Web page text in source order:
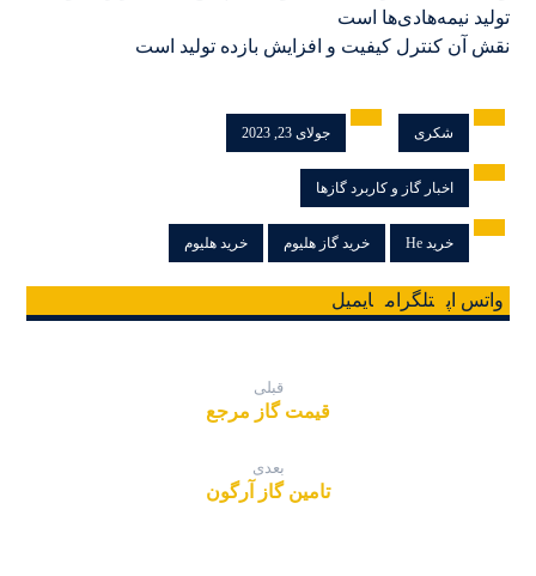
تولید نیمه‌هادی‌ها است
نقش آن کنترل کیفیت و افزایش بازده تولید است
شکری جولای 23, 2023
اخبار گاز و کاربرد گازها
خرید He خرید گاز هلیوم خرید هلیوم
واتس اپ تلگرام ایمیل
قبلی
قیمت گاز مرجع
بعدی
تامین گاز آرگون